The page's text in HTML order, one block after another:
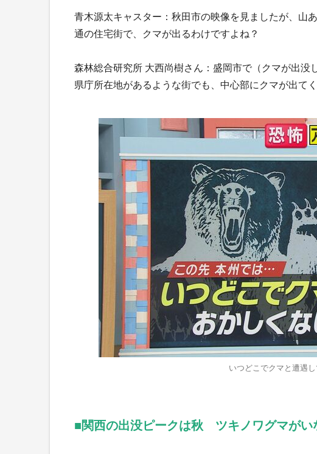
青木源太キャスター：秋田市の映像を見ましたが、山
通の住宅街で、クマが出るわけですよね？
森林総合研究所 大西尚樹さん：盛岡市で（クマが出
県庁所在地があるような街でも、中心部にクマが出て
いつどこでクマと遭遇
■関西の出没ピークは秋 ツキノワグマがい